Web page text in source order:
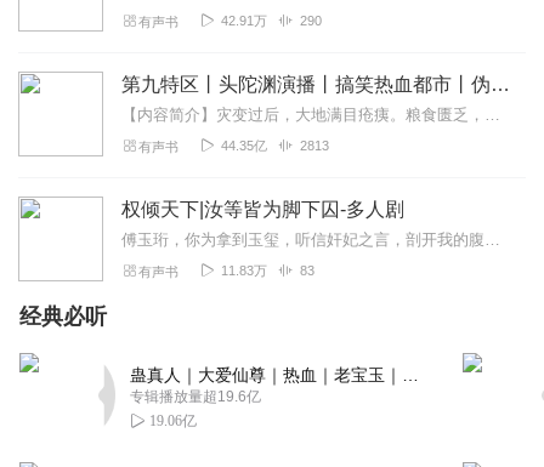
这部作品真的太棒啦，一口气听下去，感觉想象丰富，脑洞
🐮，必须五星好评🌟🌟🌟🌟🌟谁说金钱买不了时间。”“网
费。”“谁说金钱买不了爱情。”“丈母娘，这是彩礼。”“谁说我
上不了热评。”“祖宗，点个赞呗。”非常满意，加快更新，内
容丰富，此起彼伏，五星好评主播很专业 。情感 停顿都是专
叙事这本书毫无疑问10分故事讲不虚夸没有主角上来就无敌
2021-05-13
有声书 42.91万 290
第九特区丨头陀渊演播丨搞笑热血都市丨伪戒丨VIP免费多人有声剧
【内容简介】灾变过后，大地满目疮痍。粮食匮乏，资源紧俏，局势混乱……一位从待规划区杀出来的青年，背对着漫天黄沙，孤身来到九区谋生，却不曾想偶然结识三五好友，一念...
有声书 44.35亿 2813
权倾天下|汝等皆为脚下囚-多人剧
傅玉珩，你为拿到玉玺，听信奸妃之言，剖开我的腹，挖出我们的孩子。不惜我们多年夫妻情分，不惜我拼尽一切保你为帝。不信我？说我不配？那我就用这条性命诅咒你们，诅咒你...
有声书 11.83万 83
经典必听
专辑播放量超19.6亿
19.06亿